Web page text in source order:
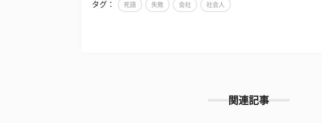
タグ： 死語 失敗 会社 社会人
関連記事